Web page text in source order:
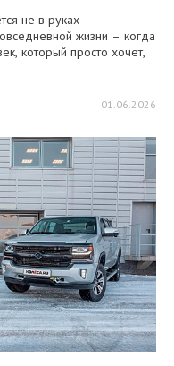
не в руках
жизни – когда
который просто хочет,
01.06.2026